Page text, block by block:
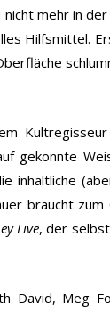
mehr in der
Hilfsmittel.
Kultregisseur
gekonnte
inhaltliche
braucht zum
Live, der
David, Meg